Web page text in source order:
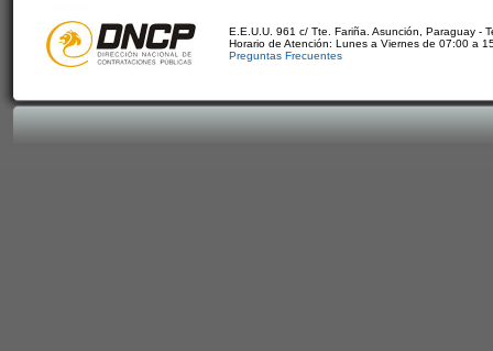
E.E.U.U. 961 c/ Tte. Fariña. Asunción, Paraguay -
Horario de Atención: Lunes a Viernes de 07:00 a
Preguntas Frecuentes